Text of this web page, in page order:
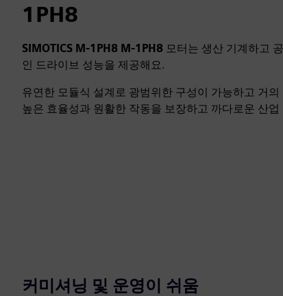
1PH8
SIMOTICS M-1PH8 M-1PH8 모터는 생산 기계하고
인 드라이브 성능을 제공해요.
유연한 모듈식 설계로 광범위한 구성이 가능하고 거
높은 효율성과 원활한 작동을 보장하고 까다로운 산
커미셔닝 및 운영이 쉬움